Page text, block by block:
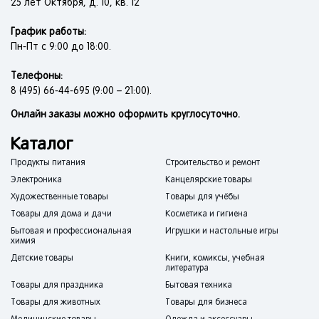
25 лет Октября, д. 10, кв. 12
График работы:
Пн-Пт с 9:00 до 18:00.
Телефоны:
8 (495) 66-44-695 (9:00 – 21:00).
Онлайн заказы можно оформить круглосуточно.
Каталог
Продукты питания
Строительство и ремонт
Электроника
Канцелярские товары
Художественные товары
Товары для учёбы
Товары для дома и дачи
Косметика и гигиена
Бытовая и профессиональная
химия
Игрушки и настольные игры
Детские товары
Книги, комиксы, учебная
литература
Товары для праздника
Бытовая техника
Товары для животных
Товары для бизнеса